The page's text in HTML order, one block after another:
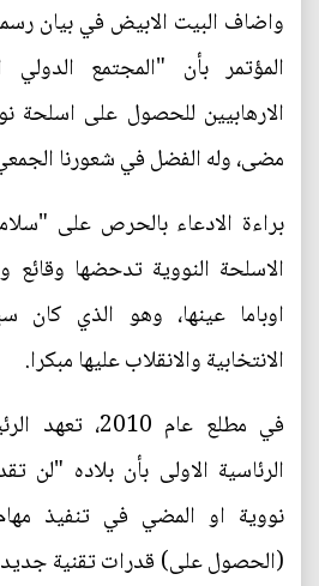
واضاف البيت الابيض في بيان
المؤتمر بأن "المجتمع
الارهابيين للحصول على اسلحة
مضى، وله الفضل في شعورنا الجمعي
براءة الادعاء بالحرص على
الاسلحة النووية تدحضها وقائع
اوباما عينها، وهو الذي
الانتخابية والانقلاب عليها مبكرا.
في مطلع عام
الرئاسية الاولى بأن بلاده
نووية او المضي في تنفيذ
(الحصول على) قدرات تقنية